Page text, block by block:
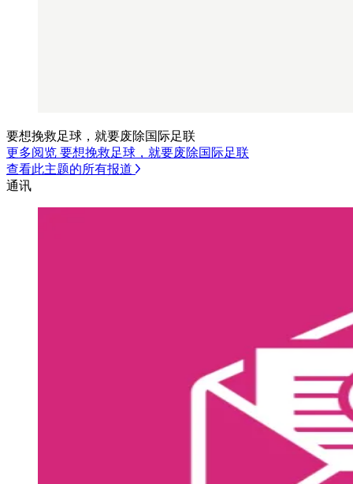
要想挽救足球，就要废除国际足联
更多阅览 要想挽救足球，就要废除国际足联
查看此主题的所有报道
通讯